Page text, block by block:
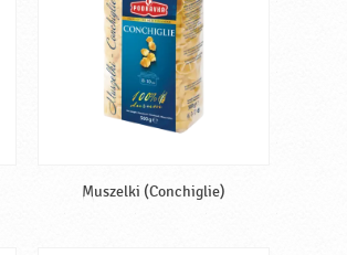
Muszelki (Conchiglie)